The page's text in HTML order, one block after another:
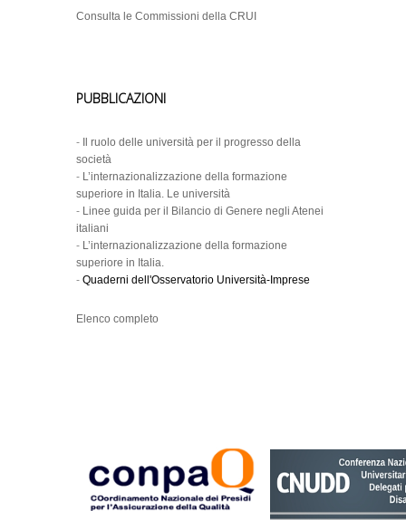
Consulta le Commissioni della CRUI
PUBBLICAZIONI
-
Il ruolo delle università per il progresso della
società
- L’internazionalizzazione della formazione
superiore in Italia. Le università
- Linee guida per il Bilancio di Genere negli Atenei
italiani
- L’internazionalizzazione della formazione
superiore in Italia.
- Quaderni dell'Osservatorio Università-Imprese
Elenco completo